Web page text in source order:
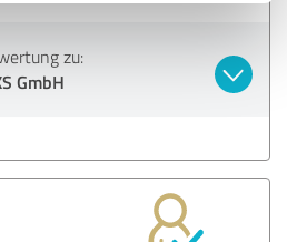
zu:
GmbH